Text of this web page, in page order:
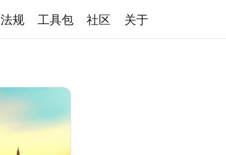
法规 工具包 社区 关于